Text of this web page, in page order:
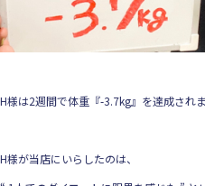
H様は2週間で体重『-3.7kg』を達成され
H様が当店にいらしたのは、